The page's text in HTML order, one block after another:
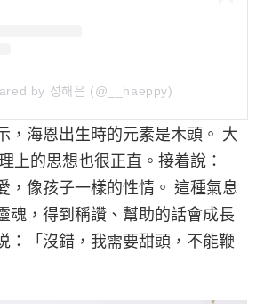
by 성해은 (@__haeppy)
，海恩出生時的元素是木頭。 大
上的思想也很正直。接着說：
，像孩子一樣的性情。 這種氣息
魂，得到稱讚、幫助的話會成長
：「沒錯，我需要甜頭，不能鞭